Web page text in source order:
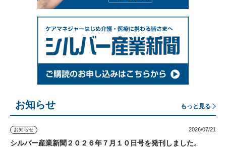
お知らせ もっと見る
お知らせ 2026/07/21
シルバー産業新聞２０２６年７月１０日号を発刊しました。